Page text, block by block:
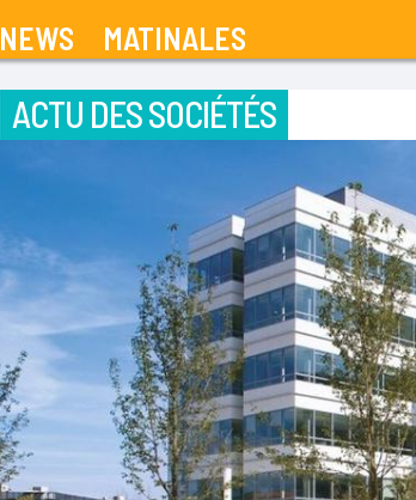
NEWS MATINALES
ACTU DES SOCIÉTÉS